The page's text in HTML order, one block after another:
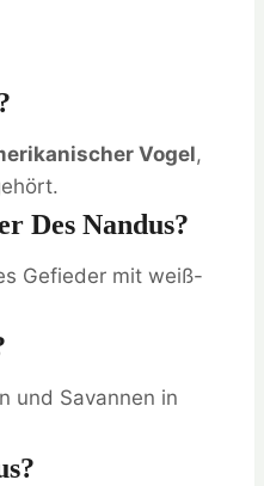
Vogel,
Des Nandus?
Gefieder mit weiß-
und Savannen in